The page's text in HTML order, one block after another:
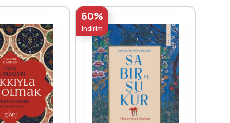
60%
indirim